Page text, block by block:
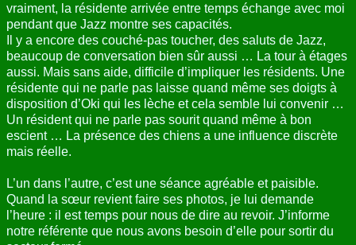
vraiment, la résidente arrivée entre temps échange avec moi
pendant que Jazz montre ses capacités.
Il y a encore des couché-pas toucher, des saluts de Jazz,
beaucoup de conversation bien sûr aussi … La tour à étages
aussi. Mais sans aide, difficile d’impliquer les résidents. Une
résidente qui ne parle pas laisse quand même ses doigts à
disposition d’Oki qui les lèche et cela semble lui convenir …
Un résident qui ne parle pas sourit quand même à bon
escient … La présence des chiens a une influence discrète
mais réelle.
L’un dans l’autre, c’est une séance agréable et paisible.
Quand la sœur revient faire ses photos, je lui demande
l’heure : il est temps pour nous de dire au revoir. J’informe
notre référente que nous avons besoin d’elle pour sortir du